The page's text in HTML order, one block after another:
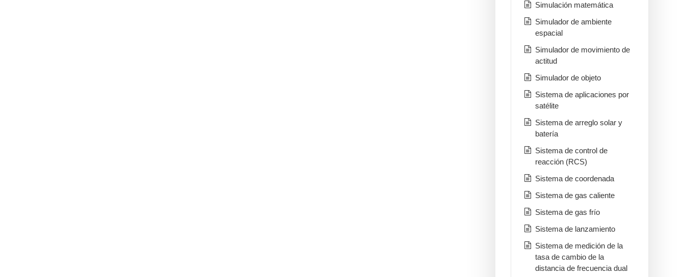
Simulación matemática
Simulador de ambiente
espacial
Simulador de movimiento de
actitud
Simulador de objeto
Sistema de aplicaciones por
satélite
Sistema de arreglo solar y
batería
Sistema de control de
reacción (RCS)
Sistema de coordenada
Sistema de gas caliente
Sistema de gas frío
Sistema de lanzamiento
Sistema de medición de la
tasa de cambio de la
distancia de frecuencia dual